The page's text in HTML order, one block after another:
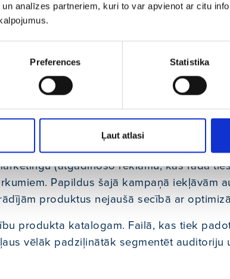
analīzes partneriem, kuri to var apvienot ar citu
Preferences Statistika
Ļaut atlasi
Facebook orientēsies uz cilvēkiem, kas ar
tiek ģenerēts ne tikai lēts, bet arī pēc
Šie apskatītie produkti tiek
(3-5%), ko veidojām no tiem
kas nozīme, ka Facebook, atlasot
mājaslapu un apskatījās
(atgādinošo reklāmu, kas rāda
Papildus šajā kampaņā iekļāvām
produktus nejaušā secībā ar
produkta katalogam. Failā, kas tiek
vēlāk padziļinātāk segmentēt auditoriju